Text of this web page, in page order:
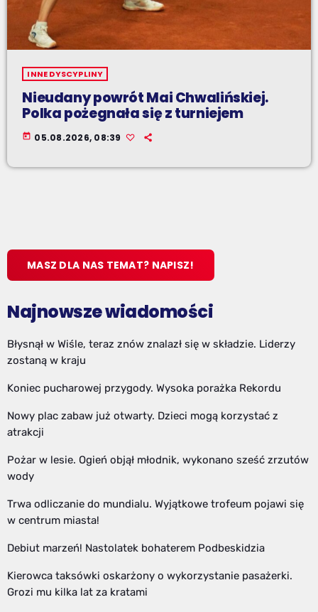
INNE DYSCYPLINY
Nieudany powrót Mai Chwalińskiej.
Polka pożegnała się z turniejem
today 05.08.2026, 08:39
MASZ DLA NAS TEMAT? NAPISZ!
Najnowsze wiadomości
Błysnął w Wiśle, teraz znów znalazł się w składzie. Liderzy
zostaną w kraju
Koniec pucharowej przygody. Wysoka porażka Rekordu
Nowy plac zabaw już otwarty. Dzieci mogą korzystać z
atrakcji
Pożar w lesie. Ogień objął młodnik, wykonano sześć zrzutów
wody
Trwa odliczanie do mundialu. Wyjątkowe trofeum pojawi się
w centrum miasta!
Debiut marzeń! Nastolatek bohaterem Podbeskidzia
Kierowca taksówki oskarżony o wykorzystanie pasażerki.
Grozi mu kilka lat za kratami